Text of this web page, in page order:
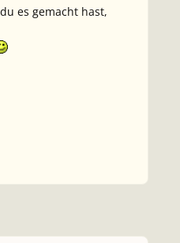
es gemacht hast,